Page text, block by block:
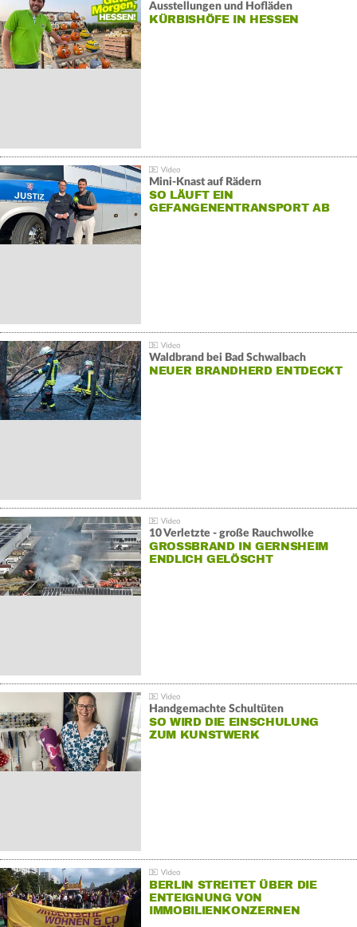
Ausstellungen und Hofläden
KÜRBISHÖFE IN HESSEN
Mini-Knast auf Rädern
SO LÄUFT EIN
GEFANGENENTRANSPORT AB
Waldbrand bei Bad Schwalbach
NEUER BRANDHERD ENTDECKT
10 Verletzte - große Rauchwolke
GROSSBRAND IN GERNSHEIM E
NDLICH GELÖSCHT
Handgemachte Schultüten
SO WIRD DIE EINSCHULUNG
ZUM KUNSTWERK
BERLIN STREITET ÜBER DIE
ENTEIGNUNG VON
IMMOBILIENKONZERNEN